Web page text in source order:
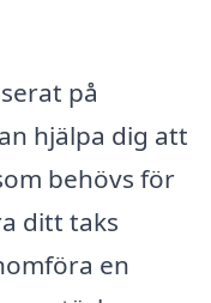
på
hjälpa dig att
behövs för
ditt taks
en